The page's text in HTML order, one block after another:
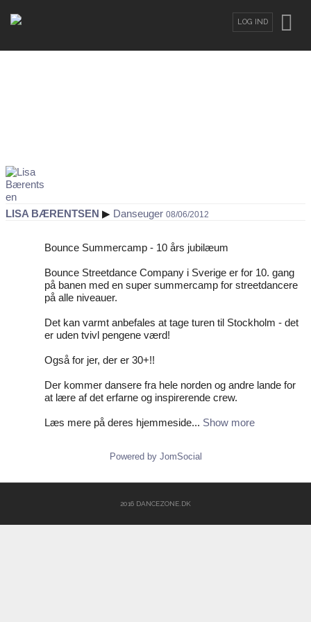
LOG IND
LISA BÆRENTSEN ▶ Danseuger 08/06/2012
Bounce Summercamp - 10 års jubilæum
Bounce Streetdance Company i Sverige er for 10. gang
på banen med en super summercamp for streetdancere
på alle niveauer.
Det kan varmt anbefales at tage turen til Stockholm - det
er uden tvivl pengene værd!
Også for jer, der er 30+!!
Der kommer dansere fra hele norden og andre lande for
at lære af det erfarne og inspirerende crew.
Læs mere på deres hjemmeside... Show more
Powered by JomSocial
2016 DANCEZONE.DK
brugernavn?